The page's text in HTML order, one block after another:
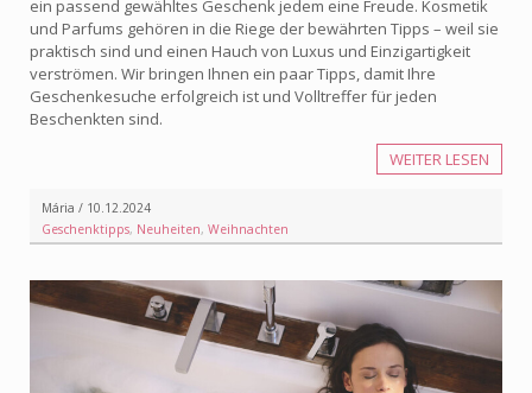
ein passend gewähltes Geschenk jedem eine Freude. Kosmetik
und Parfums gehören in die Riege der bewährten Tipps – weil sie
praktisch sind und einen Hauch von Luxus und Einzigartigkeit
verströmen. Wir bringen Ihnen ein paar Tipps, damit Ihre
Geschenkesuche erfolgreich ist und Volltreffer für jeden
Beschenkten sind.
WEITER LESEN
Mária / 10.12.2024
Geschenktipps, Neuheiten, Weihnachten